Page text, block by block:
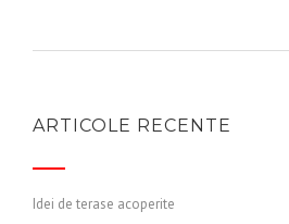
ARTICOLE RECENTE
Idei de terase acoperite